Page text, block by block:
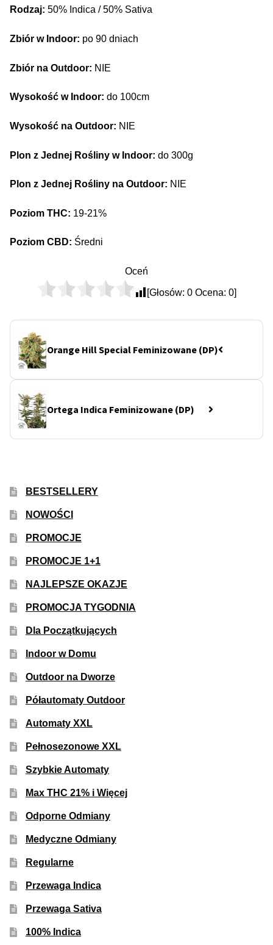
Rodzaj: 50% Indica / 50% Sativa
Zbiór w Indoor: po 90 dniach
Zbiór na Outdoor: NIE
Wysokość w Indoor: do 100cm
Wysokość na Outdoor: NIE
Plon z Jednej Rośliny w Indoor: do 300g
Plon z Jednej Rośliny na Outdoor: NIE
Poziom THC: 19-21%
Poziom CBD: Średni
Oceń
[Głosów: 0Ocena: 0]
Orange Hill Special Feminizowane (DP)
Ortega Indica Feminizowane (DP)
BESTSELLERY
NOWOŚCI
PROMOCJE
PROMOCJE 1+1
NAJLEPSZE OKAZJE
PROMOCJA TYGODNIA
Dla Początkujących
Indoor w Domu
Outdoor na Dworze
Półautomaty Outdoor
Automaty XXL
Pełnosezonowe XXL
Szybkie Automaty
Max THC 21% i Więcej
Odporne Odmiany
Medyczne Odmiany
Regularne
Przewaga Indica
Przewaga Sativa
100% Indica